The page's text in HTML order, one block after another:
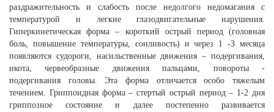
раздражительность и слабость после недолгого недомагания с
температурой и легкие глазодвигательные нарушения.
Гиперкинетическая форма – короткий острый период (головная
боль, повышение температуры, сонливость) и через 1 -3 месяца
появляются судороги, насильственные движения – подергивания,
икота, червеобразные движения пальцами, повороты -
подергивания головы. Эта форма отличается особо тяжелым
течением. Гриппоидная форма – стертый острый период – 1-2 дня
гриппозное состояние и далее постепенно развивается